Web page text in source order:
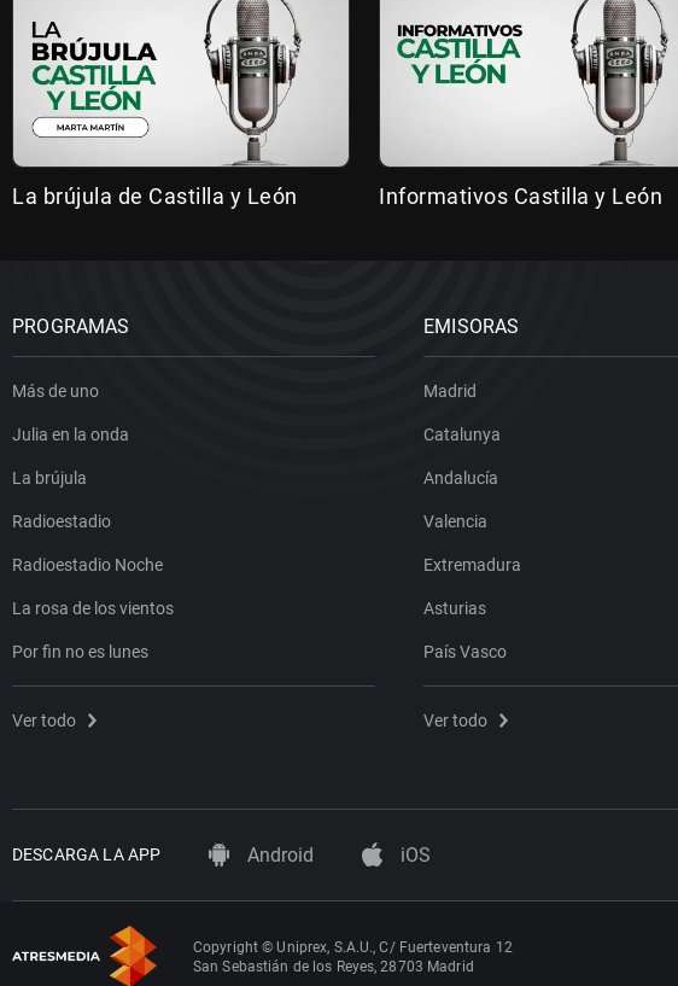
La brújula de Castilla y León Informativos Castilla y León
PROGRAMAS
Más de uno
Julia en la onda
La brújula
Radioestadio
Radioestadio Noche
La rosa de los vientos
Por fin no es lunes
Ver todo
EMISORAS
Madrid
Catalunya
Andalucía
Valencia
Extremadura
Asturias
País Vasco
Ver todo
DESCARGA LA APP Android iOS
Copyright © Uniprex, S.A.U., C/ Fuerteventura 12
San Sebastián de los Reyes, 28703 Madrid